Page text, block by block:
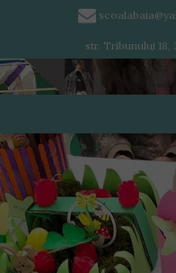
str. Tribunului